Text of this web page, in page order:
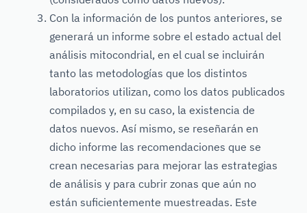
Con la información de los puntos anteriores, se
generará un informe sobre el estado actual del
análisis mitocondrial, en el cual se incluirán
tanto las metodologías que los distintos
laboratorios utilizan, como los datos publicados
compilados y, en su caso, la existencia de
datos nuevos. Así mismo, se reseñarán en
dicho informe las recomendaciones que se
crean necesarias para mejorar las estrategias
de análisis y para cubrir zonas que aún no
están suficientemente muestreadas. Este